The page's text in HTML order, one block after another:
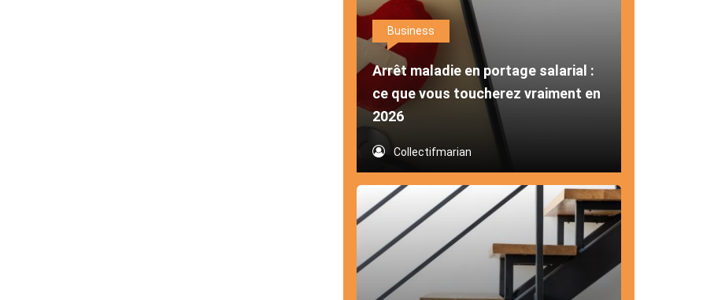
Business
Arrêt maladie en portage salarial :
ce que vous toucherez vraiment en
2026
Collectifmarian